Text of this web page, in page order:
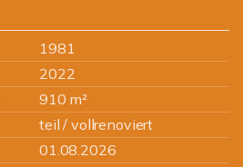
1981
2022
910 m²
teil / vollrenoviert
01.08.2026